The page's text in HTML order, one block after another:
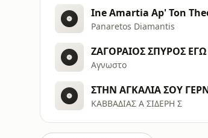
Ine Amartia Ap' Ton
Panaretos Diamantis
ΖΑΓΟΡΑΙΟΣ ΣΠΥΡΟΣ
Αγνωστο
ΣΤΗΝ ΑΓΚΑΛΙΑ ΣΟΥ
ΚΑΒΒΑΔΙΑΣ Α ΣΙΔΕΡΗ Σ